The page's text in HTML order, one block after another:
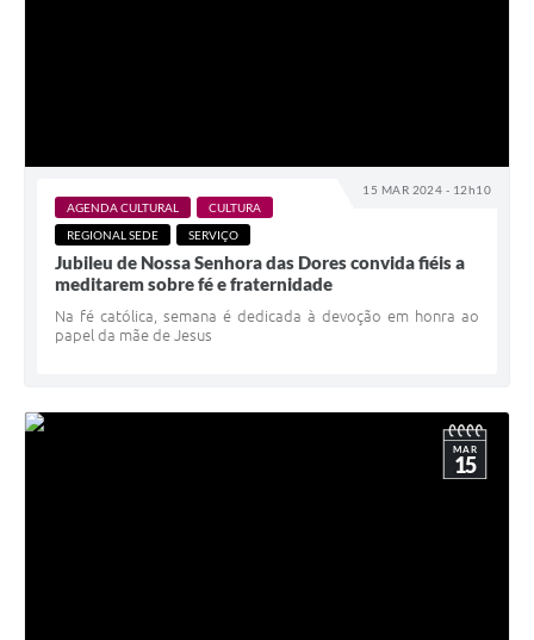
15 MAR 2024 - 12h10
AGENDA CULTURAL
CULTURA
REGIONAL SEDE
SERVIÇO
Jubileu de Nossa Senhora das Dores convida fiéis a
meditarem sobre fé e fraternidade
Na fé católica, semana é dedicada à devoção em honra ao
papel da mãe de Jesus
MAR
15